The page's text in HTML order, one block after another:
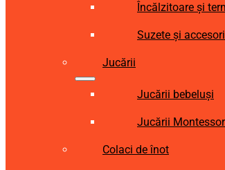
Încălzitoare și
Suzete și
Jucării
Jucării bebeluși
Jucării
Colaci de înot